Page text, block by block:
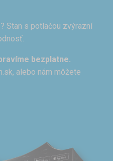
Stan s potlačou zvýrazní
bezplatne.
, alebo nám môžete